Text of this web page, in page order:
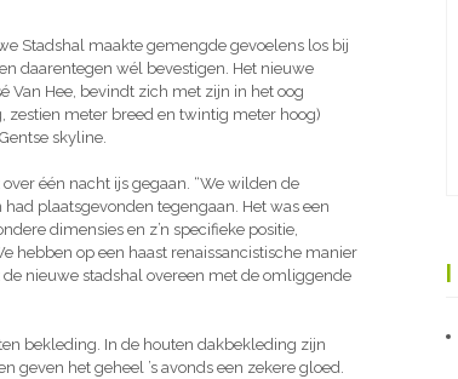
Stadshal maakte gemengde gevoelens los bij
daarentegen wél bevestigen. Het nieuwe
Van Hee, bevindt zich met zijn in het oog
zestien meter breed en twintig meter hoog)
skyline.
één nacht ijs gegaan. “We wilden de
plaatsgevonden tegengaan. Het was een
dimensies en z’n specifieke positie,
hebben op een haast renaissancistische manier
nieuwe stadshal overeen met de omliggende
bekleding. In de houten dakbekleding zijn
het geheel ’s avonds een zekere gloed.